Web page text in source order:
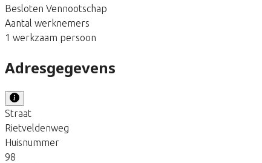
Besloten Vennootschap
Aantal werknemers
1 werkzaam persoon
Adresgegevens
Straat
Rietveldenweg
Huisnummer
98